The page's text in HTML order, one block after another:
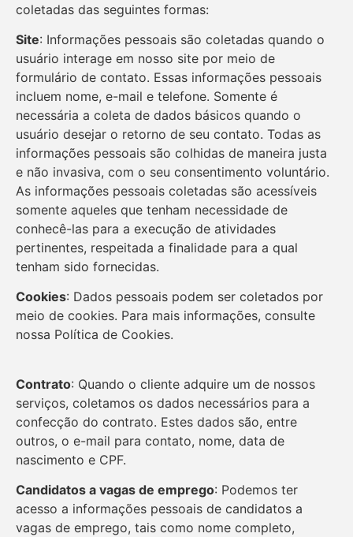
coletadas das seguintes formas:
Site: Informações pessoais são coletadas quando o
usuário interage em nosso site por meio de
formulário de contato. Essas informações pessoais
incluem nome, e-mail e telefone. Somente é
necessária a coleta de dados básicos quando o
usuário desejar o retorno de seu contato. Todas as
informações pessoais são colhidas de maneira justa
e não invasiva, com o seu consentimento voluntário.
As informações pessoais coletadas são acessíveis
somente aqueles que tenham necessidade de
conhecê-las para a execução de atividades
pertinentes, respeitada a finalidade para a qual
tenham sido fornecidas.
Cookies: Dados pessoais podem ser coletados por
meio de cookies. Para mais informações, consulte
nossa Política de Cookies.
Contrato: Quando o cliente adquire um de nossos
serviços, coletamos os dados necessários para a
confecção do contrato. Estes dados são, entre
outros, o e-mail para contato, nome, data de
nascimento e CPF.
Candidatos a vagas de emprego: Podemos ter
acesso a informações pessoais de candidatos a
vagas de emprego, tais como nome completo,